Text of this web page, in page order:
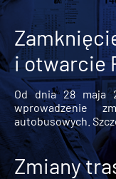
i otwarcie
Od dnia 28 maja
wprowadzenie
autobusowych.
Zmiany